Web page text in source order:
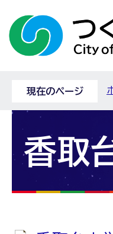
現在のページ
香取